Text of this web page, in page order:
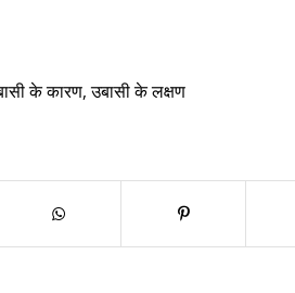
के कारण,उबासी के लक्षण